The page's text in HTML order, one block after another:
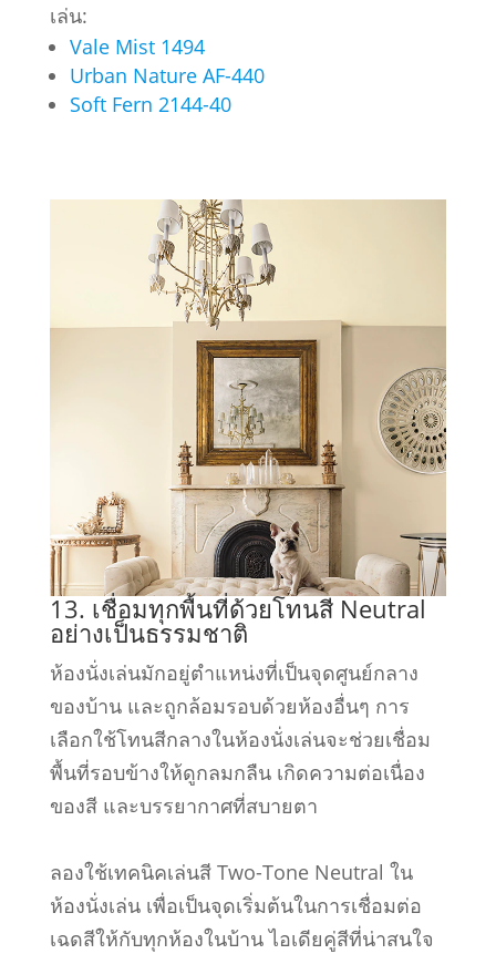
เล่น:
Vale Mist 1494
Urban Nature AF-440
Soft Fern 2144-40
13. เชื่อมทุกพื้นที่ด้วยโทนสี Neutral
อย่างเป็นธรรมชาติ
ห้องนั่งเล่นมักอยู่ตำแหน่งที่เป็นจุดศูนย์กลาง
ของบ้าน และถูกล้อมรอบด้วยห้องอื่นๆ การ
เลือกใช้โทนสีกลางในห้องนั่งเล่นจะช่วยเชื่อม
พื้นที่รอบข้างให้ดูกลมกลืน เกิดความต่อเนื่อง
ของสี และบรรยากาศที่สบายตา
ลองใช้เทคนิคเล่นสี Two-Tone Neutral ใน
ห้องนั่งเล่น เพื่อเป็นจุดเริ่มต้นในการเชื่อมต่อ
เฉดสีให้กับทุกห้องในบ้าน ไอเดียคู่สีที่น่าสนใจ